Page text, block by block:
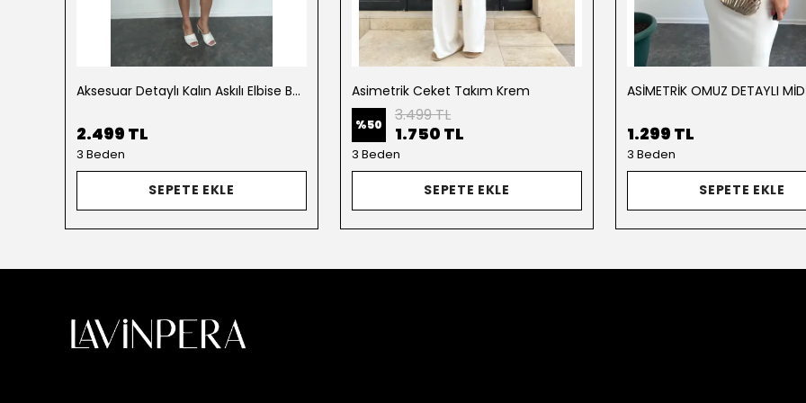
Aksesuar Detaylı Kalın Askılı Elbise Beyaz
2.499 TL
3 Beden
SEPETE EKLE
Asimetrik Ceket Takım Krem
%50 3.499 TL
1.750 TL
3 Beden
SEPETE EKLE
1.299 TL
3 Beden
SEPETE EKLE